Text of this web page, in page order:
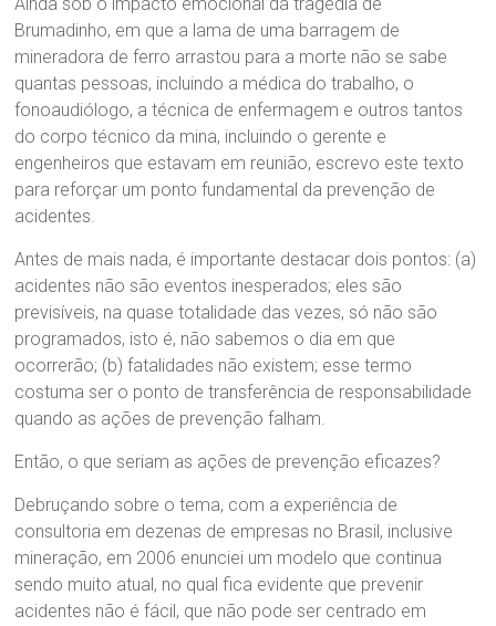
Ainda sob o impacto emocional da tragédia de
Brumadinho, em que a lama de uma barragem de
mineradora de ferro arrastou para a morte não se sabe
quantas pessoas, incluindo a médica do trabalho, o
fonoaudiólogo, a técnica de enfermagem e outros tantos
do corpo técnico da mina, incluindo o gerente e
engenheiros que estavam em reunião, escrevo este texto
para reforçar um ponto fundamental da prevenção de
acidentes.
Antes de mais nada, é importante destacar dois pontos: (a)
acidentes não são eventos inesperados; eles são
previsíveis, na quase totalidade das vezes, só não são
programados, isto é, não sabemos o dia em que
ocorrerão; (b) fatalidades não existem; esse termo
costuma ser o ponto de transferência de responsabilidade
quando as ações de prevenção falham.
Então, o que seriam as ações de prevenção eficazes?
Debruçando sobre o tema, com a experiência de
consultoria em dezenas de empresas no Brasil, inclusive
mineração, em 2006 enunciei um modelo que continua
sendo muito atual, no qual fica evidente que prevenir
acidentes não é fácil, que não pode ser centrado em